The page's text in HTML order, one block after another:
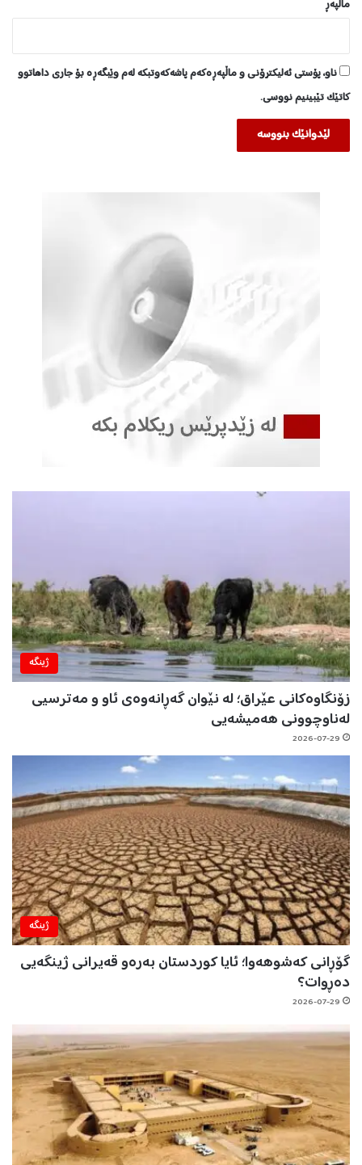
ماڵپه‌ڕ
ناو، پۆستی ئەلیکترۆنی و ماڵپەڕەکەم پاشەکەوتبکە لەم وێبگەڕە بۆ جاری داهاتوو
کاتێک تێبینیم نووسی.
ژینگه‌
زۆنگاوەکانی عێراق؛ لە نێوان گەڕانەوەی ئاو و مەترسیی
لەناوچوونی هەمیشەیی
2026-07-29
ژینگه‌
گۆڕانی کەشوهەوا؛ ئایا کوردستان بەرەو قەیرانی ژینگەیی
دەڕوات؟
2026-07-29